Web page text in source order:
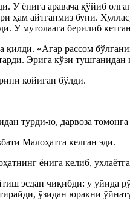
У ёнига аравача қўйиб
ҳам айтганмиз буни.
У мутолаага берилиб
«Агар рассом
Эрига кўзи тушганидан
койиган бўлди.
турди-ю, дарвоза
Малоҳатга келган эди.
ёнига келиб,
эсдан чиқибди: у уйида
ўзидан юракни